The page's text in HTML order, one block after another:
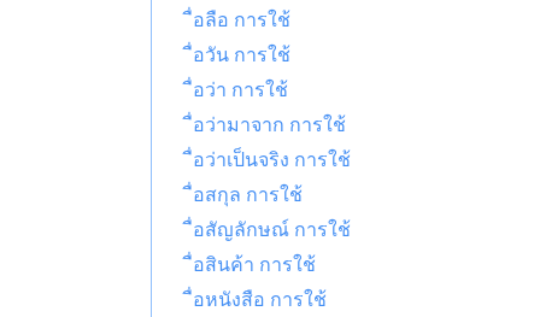
ื่อลือ การใช้
ื่อวัน การใช้
ื่อว่า การใช้
ื่อว่ามาจาก การใช้
ื่อว่าเป็นจริง การใช้
ื่อสกุล การใช้
ื่อสัญลักษณ์ การใช้
ื่อสินค้า การใช้
ื่อหนังสือ การใช้